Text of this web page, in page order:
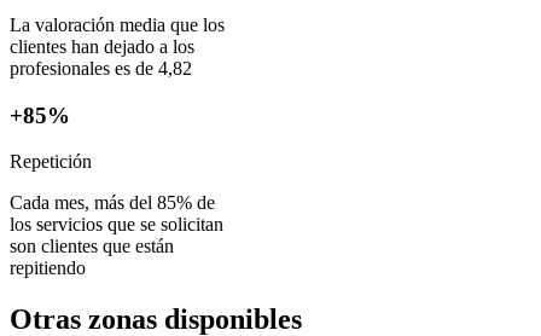
La valoración media que los
clientes han dejado a los
profesionales es de 4,82
+85%
Repetición
Cada mes, más del 85% de
los servicios que se solicitan
son clientes que están
repitiendo
Otras zonas disponibles